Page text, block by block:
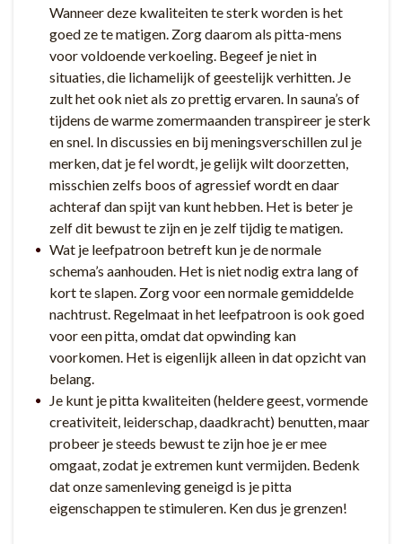
Wanneer deze kwaliteiten te sterk worden is het
goed ze te matigen. Zorg daarom als pitta-mens
voor voldoende verkoeling. Begeef je niet in
situaties, die lichamelijk of geestelijk verhitten. Je
zult het ook niet als zo prettig ervaren. In sauna’s of
tijdens de warme zomermaanden transpireer je sterk
en snel. In discussies en bij meningsverschillen zul je
merken, dat je fel wordt, je gelijk wilt doorzetten,
misschien zelfs boos of agressief wordt en daar
achteraf dan spijt van kunt hebben. Het is beter je
zelf dit bewust te zijn en je zelf tijdig te matigen.
Wat je leefpatroon betreft kun je de normale
schema’s aanhouden. Het is niet nodig extra lang of
kort te slapen. Zorg voor een normale gemiddelde
nachtrust. Regelmaat in het leefpatroon is ook goed
voor een pitta, omdat dat opwinding kan
voorkomen. Het is eigenlijk alleen in dat opzicht van
belang.
Je kunt je pitta kwaliteiten (heldere geest, vormende
creativiteit, leiderschap, daadkracht) benutten, maar
probeer je steeds bewust te zijn hoe je er mee
omgaat, zodat je extremen kunt vermijden. Bedenk
dat onze samenleving geneigd is je pitta
eigenschappen te stimuleren. Ken dus je grenzen!